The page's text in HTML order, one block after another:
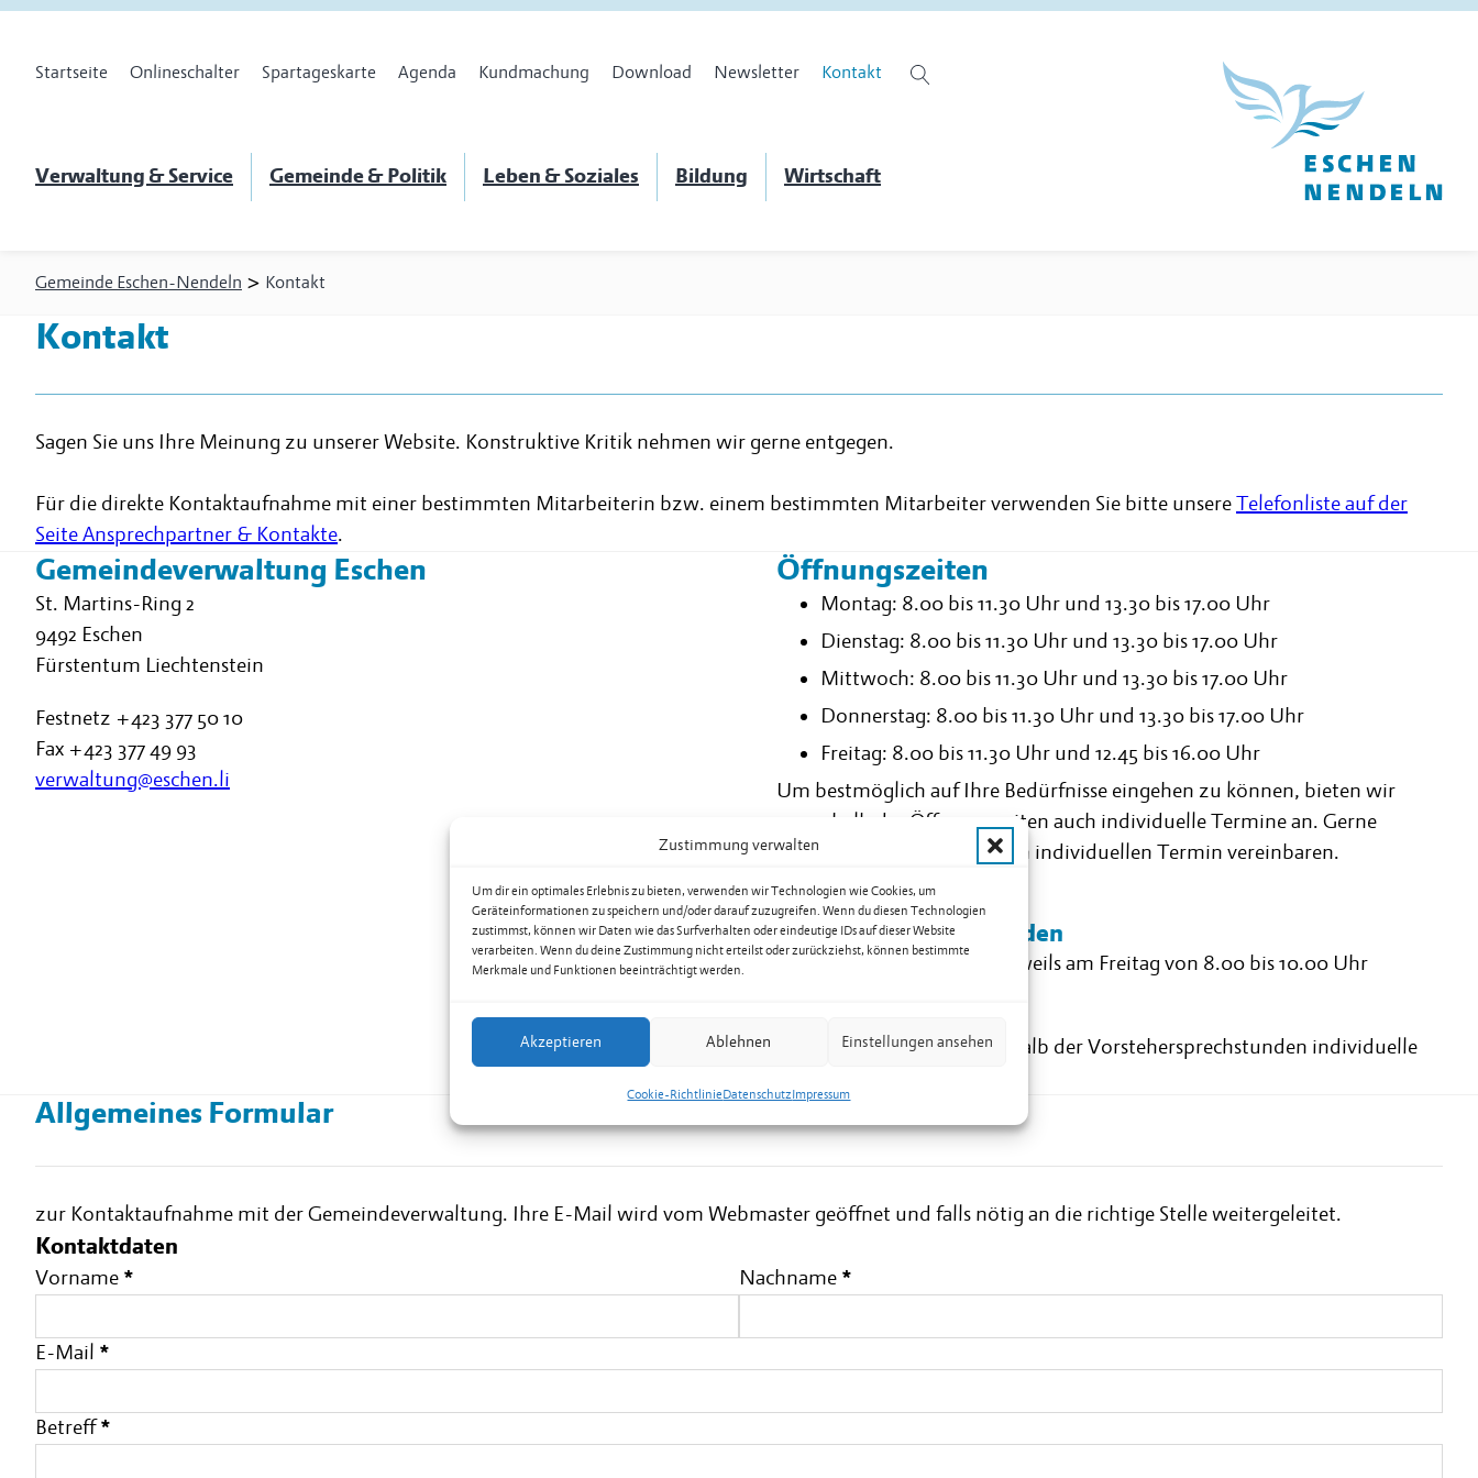
Zustimmung verwalten
Um dir ein optimales Erlebnis zu bieten, verwenden wir Technologien wie Cookies, um
Geräteinformationen zu speichern und/oder darauf zuzugreifen. Wenn du diesen Technologien
zustimmst, können wir Daten wie das Surfverhalten oder eindeutige IDs auf dieser Website
verarbeiten. Wenn du deine Zustimmung nicht erteilst oder zurückziehst, können bestimmte
Merkmale und Funktionen beeinträchtigt werden.
Akzeptieren Ablehnen Einstellungen ansehen
Cookie-RichtlinieDatenschutzImpressum
Startseite Onlineschalter Spartageskarte Agenda Kundmachung Download Newsletter Kontakt
Verwaltung & Service Gemeinde & Politik Leben & Soziales Bildung Wirtschaft
Gemeinde Eschen-Nendeln > Kontakt
Kontakt
Sagen Sie uns Ihre Meinung zu unserer Website. Konstruktive Kritik nehmen wir gerne entgegen.
Für die direkte Kontaktaufnahme mit einer bestimmten Mitarbeiterin bzw. einem bestimmten Mitarbeiter verwenden Sie bitte unsereTelefonliste auf der
Seite Ansprechpartner & Kontakte.
Gemeindeverwaltung Eschen
St. Martins-Ring 2
9492 Eschen
Fürstentum Liechtenstein
Festnetz +423 377 50 10
Fax +423 377 49 93
verwaltung@eschen.li
Öffnungszeiten
Montag: 8.00 bis 11.30 Uhr und 13.30 bis 17.00 Uhr
Dienstag: 8.00 bis 11.30 Uhr und 13.30 bis 17.00 Uhr
Mittwoch: 8.00 bis 11.30 Uhr und 13.30 bis 17.00 Uhr
Donnerstag: 8.00 bis 11.30 Uhr und 13.30 bis 17.00 Uhr
Freitag: 8.00 bis 11.30 Uhr und 12.45 bis 16.00 Uhr
Um bestmöglich auf Ihre Bedürfnisse eingehen zu können, bieten wir
ausserhalb der Öffnungszeiten auch individuelle Termine an. Gerne
können Sie telefonisch einen individuellen Termin vereinbaren.
Vorsteher-Sprechstunden
Vorstehersprechstunden jeweils am Freitag von 8.00 bis 10.00 Uhr
Gerne können auch ausserhalb der Vorstehersprechstunden individuelle
Allgemeines Formular
zur Kontaktaufnahme mit der Gemeindeverwaltung. Ihre E-Mail wird vom Webmaster geöffnet und falls nötig an die richtige Stelle weitergeleitet.
Kontaktdaten
Vorname * Nachname *
E-Mail *
Betreff *